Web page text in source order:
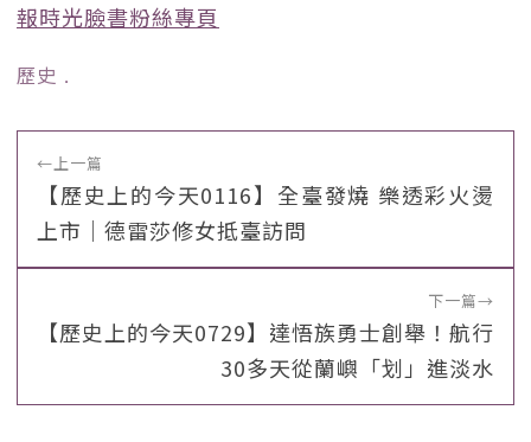
報時光臉書粉絲專頁
歷史 ﹒
←上一篇
【歷史上的今天0116】全臺發燒 樂透彩火燙
上市｜德雷莎修女抵臺訪問
下一篇→
【歷史上的今天0729】達悟族勇士創舉！航行
30多天從蘭嶼「划」進淡水